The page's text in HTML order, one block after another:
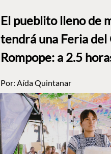
El pueblito lleno de
tendrá una Feria del
Rompope: a 2.5
Por: Aída Quintanar